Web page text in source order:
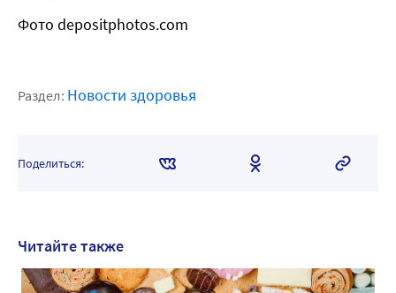
Фото depositphotos.com
Раздел: Новости здоровья
Поделиться:
Читайте также